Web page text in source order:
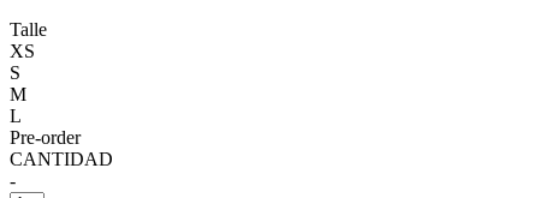
Talle
XS
S
M
L
Pre-order
CANTIDAD
-